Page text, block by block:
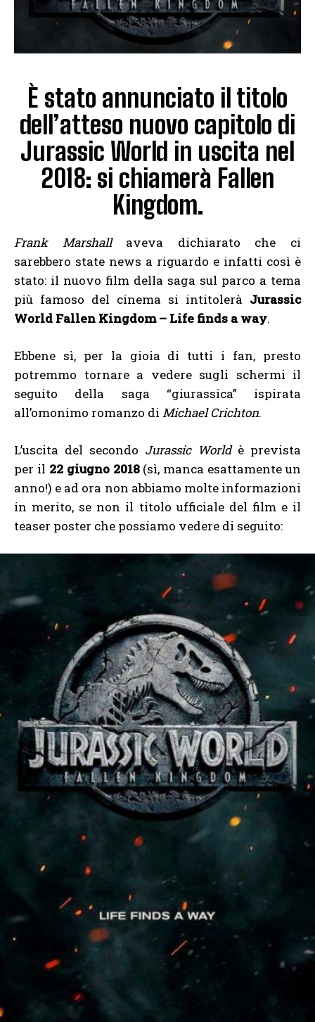
È stato annunciato il titolo
dell’atteso nuovo capitolo di
Jurassic World in uscita nel
2018: si chiamerà Fallen
Kingdom.
Frank Marshallaveva dichiarato che ci
sarebbero state news a riguardo e infatti così è
stato: il nuovo film della saga sul parco a tema
più famoso del cinema si intitolerà Jurassic
World Fallen Kingdom – Life finds a way.
Ebbene sì, per la gioia di tutti i fan, presto
potremmo tornare a vedere sugli schermi il
seguito della saga “giurassica” ispirata
all’omonimo romanzo di Michael Crichton.
L’uscita del secondo Jurassic Worldè prevista
per il 22 giugno 2018(sì, manca esattamente un
anno!) e ad ora non abbiamo molte informazioni
in merito, se non il titolo ufficiale del film e il
teaser poster che possiamo vedere di seguito: